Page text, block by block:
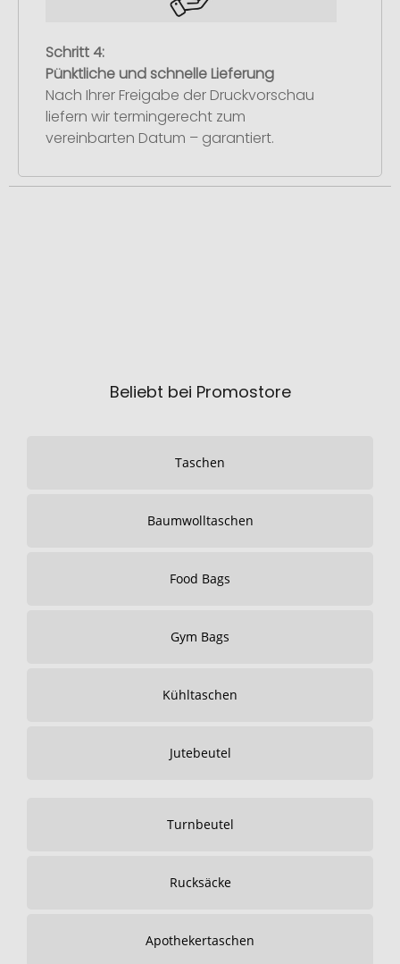
Schritt 4:
Pünktliche und schnelle Lieferung
Nach Ihrer Freigabe der Druckvorschau
liefern wir termingerecht zum
vereinbarten Datum – garantiert.
Beliebt bei Promostore
Taschen
Baumwolltaschen
Food Bags
Gym Bags
Kühltaschen
Jutebeutel
Turnbeutel
Rucksäcke
Apothekertaschen